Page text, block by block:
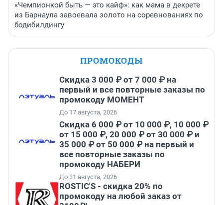
«Чемпионкой быть — это кайф»: как мама в декрете
из Барнаула завоевала золото на соревнованиях по
бодибилдингу
ПРОМОКОДЫ
Скидка 3 000 ₽ от 7 000 ₽ на
первый и все повторные заказы по
промокоду МОМЕНТ
До 17 августа, 2026
Скидка 6 000 ₽ от 10 000 ₽, 10 000 ₽
от 15 000 ₽, 20 000 ₽ от 30 000 ₽ и
35 000 ₽ от 50 000 ₽ на первый и
все повторные заказы по
промокоду НАБЕРИ
До 31 августа, 2026
ROSTIC'S - скидка 20% по
промокоду на любой заказ от